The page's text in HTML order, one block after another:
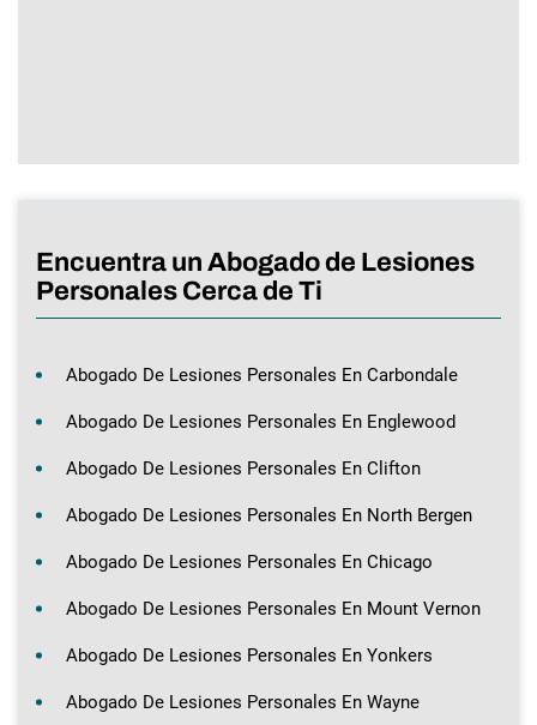
Encuentra un Abogado de Lesiones
Personales Cerca de Ti
Abogado De Lesiones Personales En Carbondale
Abogado De Lesiones Personales En Englewood
Abogado De Lesiones Personales En Clifton
Abogado De Lesiones Personales En North Bergen
Abogado De Lesiones Personales En Chicago
Abogado De Lesiones Personales En Mount Vernon
Abogado De Lesiones Personales En Yonkers
Abogado De Lesiones Personales En Wayne